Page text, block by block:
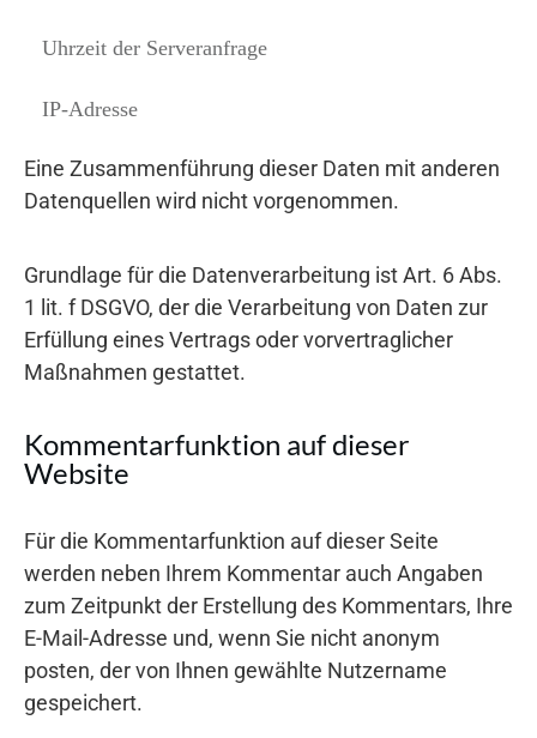
Uhrzeit der Serveranfrage
IP-Adresse
Eine Zusammenführung dieser Daten mit anderen
Datenquellen wird nicht vorgenommen.
Grundlage für die Datenverarbeitung ist Art. 6 Abs.
1 lit. f DSGVO, der die Verarbeitung von Daten zur
Erfüllung eines Vertrags oder vorvertraglicher
Maßnahmen gestattet.
Kommentarfunktion auf dieser
Website
Für die Kommentarfunktion auf dieser Seite
werden neben Ihrem Kommentar auch Angaben
zum Zeitpunkt der Erstellung des Kommentars, Ihre
E-Mail-Adresse und, wenn Sie nicht anonym
posten, der von Ihnen gewählte Nutzername
gespeichert.